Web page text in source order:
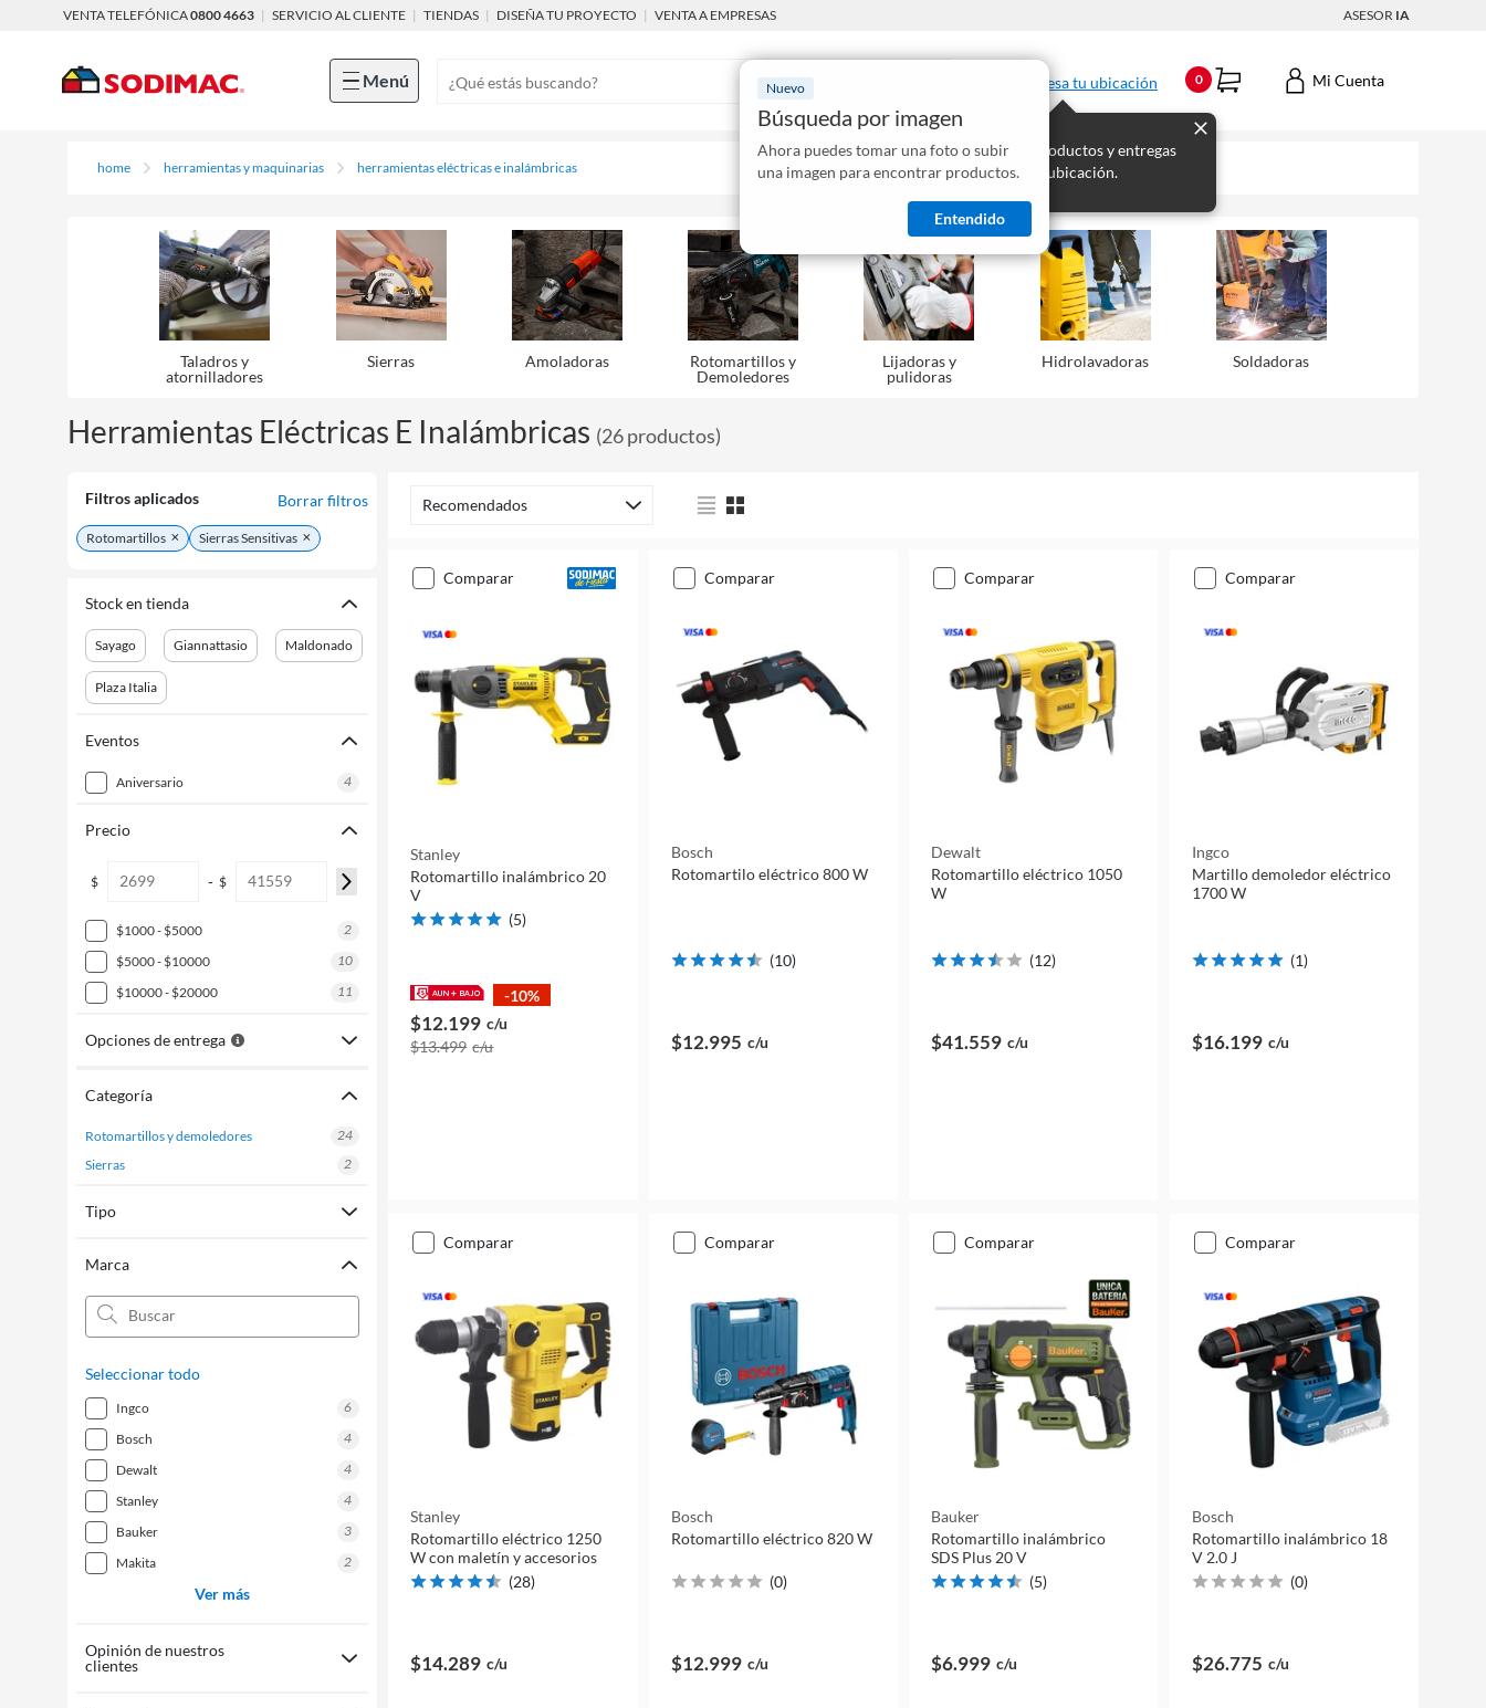
VENTA TELEFÓNICA0800 4663 | SERVICIO AL CLIENTE | TIENDAS | DISEÑA TU PROYECTO | VENTA A EMPRESAS ASESOR IA
Menú Nuevo
Búsqueda por imagen
Ahora puedes tomar una foto o subir
una imagen para encontrar productos.
Entendido
Ingresa tu ubicación
Mostraremos los productos y entregas
disponibles para tu ubicación.
0 Mi Cuenta
home herramientas y maquinarias herramientas eléctricas e inalámbricas
Taladros y
atornilladores
Sierras Amoladoras
Rotomartillos y
Demoledores
Lijadoras y
pulidoras
Hidrolavadoras Soldadoras
Herramientas Eléctricas E Inalámbricas (26productos)
Filtros aplicados Borrar filtros
Rotomartillos Sierras Sensitivas
Stock en tienda
Sayago Giannattasio Maldonado
Plaza Italia
Eventos
aniversario 4
Precio
$ - $
$1000 - $5000
2
$5000 - $10000
10
$10000 - $20000
11
Opciones de entrega
Categoría
rotomartillos y demoledores
24
sierras
2
Tipo
Marca
Seleccionar todo
ingco
6
bosch
4
dewalt
4
stanley
4
bauker
3
makita
2
Ver más
Opinión de nuestros
clientes
Recomendados
comparar
Stanley
Rotomartillo inalámbrico 20
V
(5)
-10%
$12.199 c/u
$13.499 c/u
comparar
Bosch
Rotomartilo eléctrico 800 W
(10)
$12.995 c/u
comparar
Dewalt
Rotomartillo eléctrico 1050
W
(12)
$41.559 c/u
comparar
Ingco
Martillo demoledor eléctrico
1700 W
(1)
$16.199 c/u
comparar
Stanley
Rotomartillo eléctrico 1250
W con maletín y accesorios
(28)
$14.289 c/u
comparar
Bosch
Rotomartillo eléctrico 820 W
(0)
$12.999 c/u
comparar
Bauker
Rotomartillo inalámbrico
SDS Plus 20 V
(5)
$6.999 c/u
comparar
Bosch
Rotomartillo inalámbrico 18
V 2.0 J
(0)
$26.775 c/u